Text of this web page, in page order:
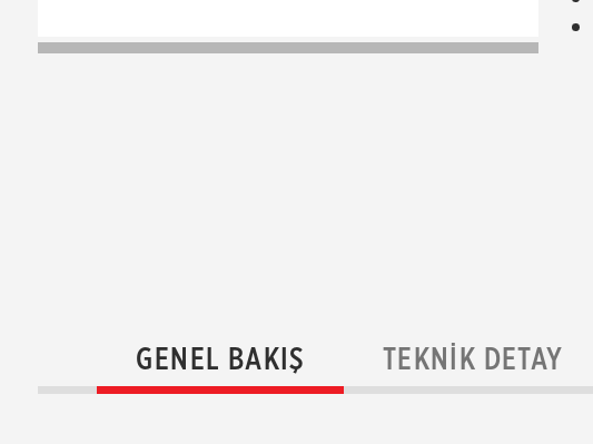
GENEL BAKIŞ TEKNIK DETAY